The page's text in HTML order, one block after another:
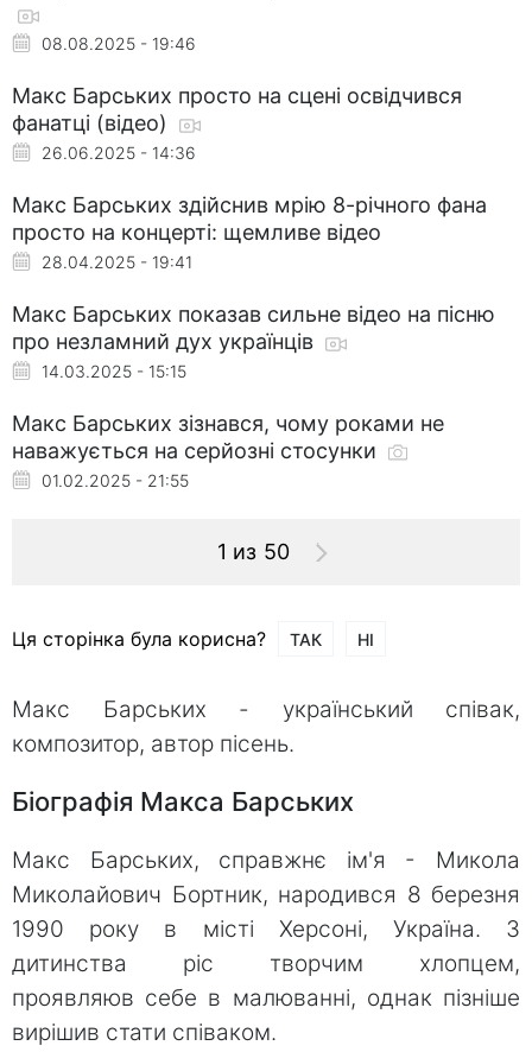
08.08.2025 - 19:46
Макс Барських просто на сцені освідчився
фанатці (відео)
26.06.2025 - 14:36
Макс Барських здійснив мрію 8-річного фана
просто на концерті: щемливе відео
28.04.2025 - 19:41
Макс Барських показав сильне відео на пісню
про незламний дух українців
14.03.2025 - 15:15
Макс Барських зізнався, чому роками не
наважується на серйозні стосунки
01.02.2025 - 21:55
1 из 50
Ця сторінка була корисна? ТАК НІ
Макс Барських - український співак,
композитор, автор пісень.
Біографія Макса Барських
Макс Барських, справжнє ім'я - Микола
Миколайович Бортник, народився 8 березня
1990 року в місті Херсоні, Україна. З
дитинства ріс творчим хлопцем,
проявляюв себе в малюванні, однак пізніше
вирішив стати співаком.